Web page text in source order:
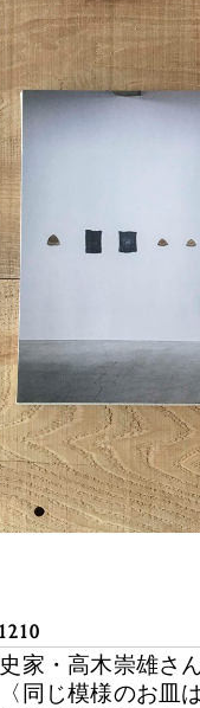
家・高木崇雄さ
同じ模様のお皿